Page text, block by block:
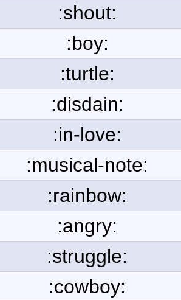
:shout:
:boy:
:turtle:
:disdain:
:in-love:
:musical-note:
:rainbow:
:angry:
:struggle:
:cowboy: